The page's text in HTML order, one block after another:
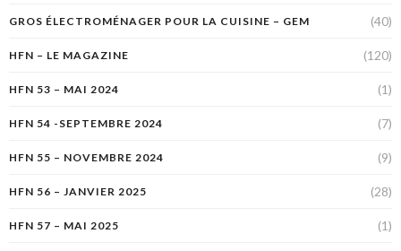
GROS ÉLECTROMÉNAGER POUR LA CUISINE – GEM (40)
HFN – LE MAGAZINE (120)
HFN 53 – MAI 2024 (1)
HFN 54 -SEPTEMBRE 2024 (7)
HFN 55 – NOVEMBRE 2024 (9)
HFN 56 – JANVIER 2025 (28)
HFN 57 – MAI 2025 (1)